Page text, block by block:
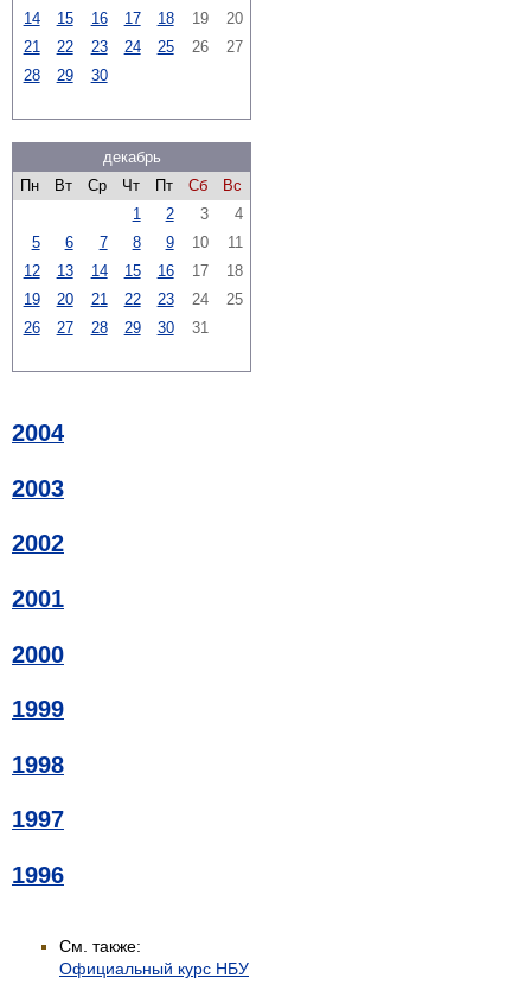
14
15 16 17 18 19
20
21
22 23 24 25 26
27
28
29 30
декабрь
Пн
Вт Ср Чт Пт Сб
Вс
1
2 3
4
5
6 7 8 9 10
11
12
13 14 15 16 17
18
19
20 21 22 23 24
25
26
27 28 29 30 31
2004
2003
2002
2001
2000
1999
1998
1997
1996
См. также:
Официальный курс НБУ